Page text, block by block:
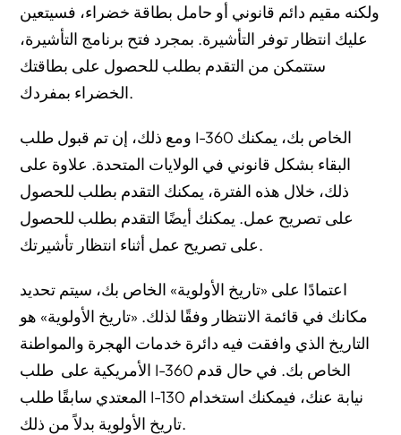
ولكنه مقيم دائم قانوني أو حامل بطاقة خضراء، فسيتعين
عليك انتظار توفر التأشيرة. بمجرد فتح برنامج التأشيرة،
ستتمكن من التقدم بطلب للحصول على بطاقتك
الخضراء بمفردك.
ومع ذلك، إن تم قبول طلب I-360 الخاص بك، يمكنك
البقاء بشكل قانوني في الولايات المتحدة. علاوة على
ذلك، خلال هذه الفترة، يمكنك التقدم بطلب للحصول
على تصريح عمل. يمكنك أيضًا التقدم بطلب للحصول
على تصريح عمل أثناء انتظار تأشيرتك.
اعتمادًا على «تاريخ الأولوية» الخاص بك، سيتم تحديد
مكانك في قائمة الانتظار وفقًا لذلك. «تاريخ الأولوية» هو
التاريخ الذي وافقت فيه دائرة خدمات الهجرة والمواطنة
الأمريكية على طلب I-360 الخاص بك. في حال قدم
المعتدي سابقًا طلب I-130 نيابة عنك، فيمكنك استخدام
تاريخ الأولوية بدلاً من ذلك.